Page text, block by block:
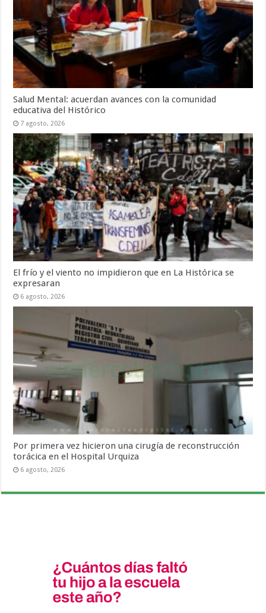
Salud Mental: acuerdan avances con la comunidad
educativa del Histórico
7 agosto, 2026
El frío y el viento no impidieron que en La Histórica se
expresaran
6 agosto, 2026
Por primera vez hicieron una cirugía de reconstrucción
torácica en el Hospital Urquiza
6 agosto, 2026